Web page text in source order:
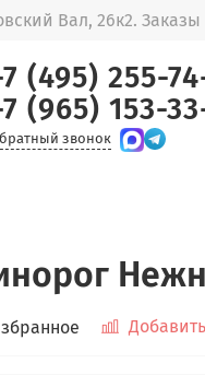
Вал, 26к2.
(495) 255-
(965) 153-
звонок